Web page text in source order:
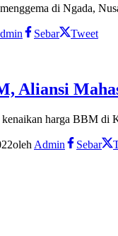
di Ngada,
Sebar Tweet
Aliansi
harga BBM di
oleh Admin Sebar